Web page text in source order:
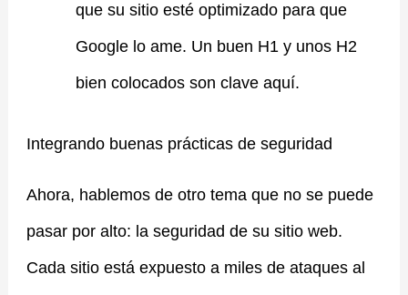
que su sitio esté optimizado para que
Google lo ame. Un buen H1 y unos H2
bien colocados son clave aquí.
Integrando buenas prácticas de seguridad
Ahora, hablemos de otro tema que no se puede
pasar por alto: la seguridad de su sitio web.
Cada sitio está expuesto a miles de ataques al